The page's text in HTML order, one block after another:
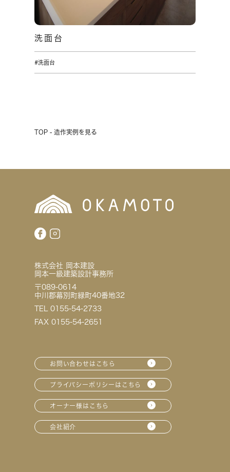
洗面台
#洗面台
TOP - 造作実例を見る
株式会社 岡本建設
岡本一級建築設計事務所
〒089-0614
中川郡幕別町緑町40番地32
TEL 0155-54-2733
FAX 0155-54-2651
お問い合わせはこちら
プライバシーポリシーはこちら
オーナー様はこちら
会社紹介